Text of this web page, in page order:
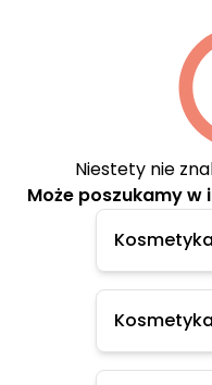
Niestety nie
Może poszukamy w